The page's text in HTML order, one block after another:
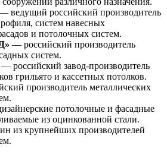
ведущий российский производитель
систем навесных
и потолочных систем.
— российский производитель
систем.
— российский завод-производитель
грильято и кассетных потолков.
производитель металлических
потолочные и фасадные
из оцинкованной стали.
из крупнейших производителей